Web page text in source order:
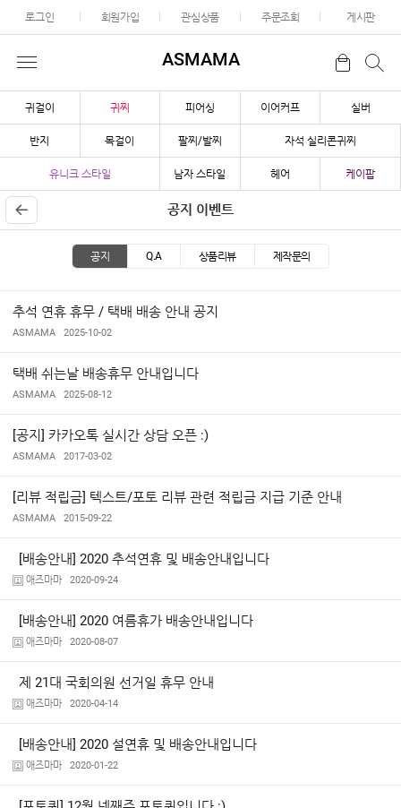
로그인 회원가입 관심상품 주문조회 게시판
ASMAMA
귀걸이 귀찌 피어싱 이어커프 실버
반지 목걸이 팔찌/발찌 자석 실리콘귀찌
유니크 스타일 남자 스타일 헤어 케이팝
공지 이벤트
공지 Q.A 상품리뷰 제작문의
추석 연휴 휴무 / 택배 배송 안내 공지
ASMAMA 2025-10-02
택배 쉬는날 배송휴무 안내입니다
ASMAMA 2025-08-12
[공지] 카카오톡 실시간 상담 오픈 :)
ASMAMA 2017-03-02
[리뷰 적립금] 텍스트/포토 리뷰 관련 적립금 지급 기준 안내
ASMAMA 2015-09-22
[배송안내] 2020 추석연휴 및 배송안내입니다
애즈마마 2020-09-24
[배송안내] 2020 여름휴가 배송안내입니다
애즈마마 2020-08-07
제 21대 국회의원 선거일 휴무 안내
애즈마마 2020-04-14
[배송안내] 2020 설연휴 및 배송안내입니다
애즈마마 2020-01-22